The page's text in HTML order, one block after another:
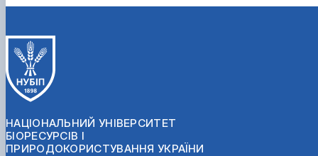
НАЦІОНАЛЬНИЙ УНІВЕРСИТЕТ
БІОРЕСУРСІВ І
ПРИРОДОКОРИСТУВАННЯ УКРАЇНИ